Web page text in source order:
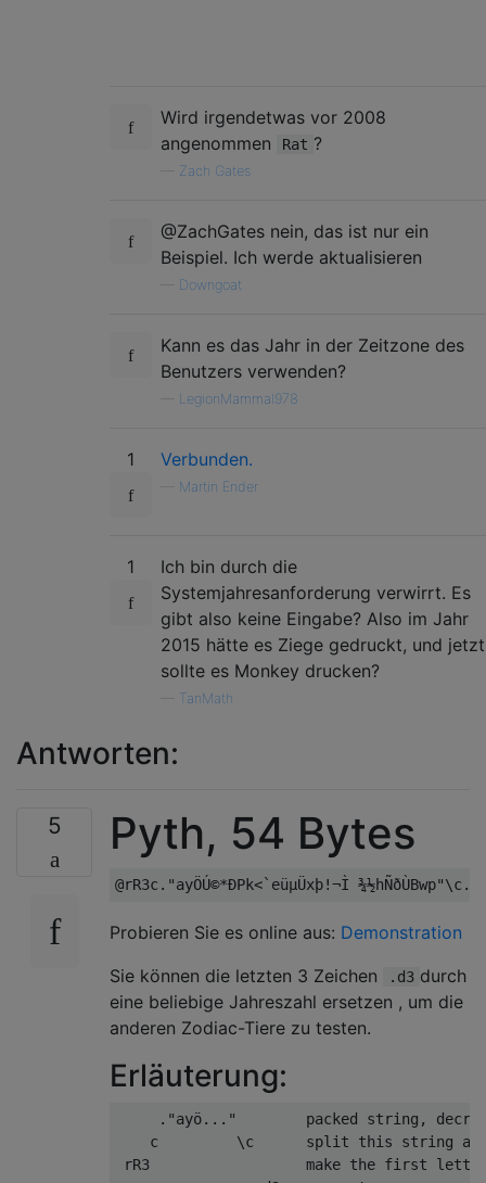
Wird irgendetwas vor 2008
angenommen
Rat ?
Zach Gates
@ZachGates nein, das ist nur ein
Beispiel. Ich werde aktualisieren
Downgoat
Kann es das Jahr in der Zeitzone des
Benutzers verwenden?
LegionMammal978
1 Verbunden.
Martin Ender
1
Ich bin durch die
Systemjahresanforderung verwirrt. Es
gibt also keine Eingabe? Also im Jahr
2015 hätte es Ziege gedruckt, und jetzt
sollte es Monkey drucken?
TanMath
Antworten:
5 Pyth, 54 Bytes
Probieren Sie es online aus: Demonstration
Sie können die letzten 3 Zeichen
.d3 durch
eine beliebige Jahreszahl ersetzen , um die
anderen Zodiac-Tiere zu testen.
Erläuterung:
."ayö..."        packed string,
c         \c      split this string at
rR3                  make the first letter of